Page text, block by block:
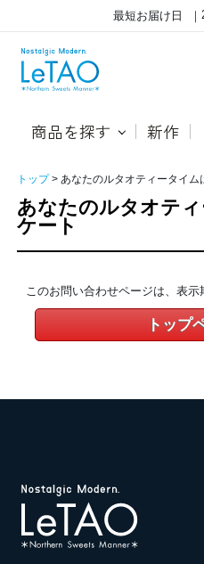
最短お届け日
商品を探す 新作
トップ あなたのルタオティータイム
あなたのルタオテ
ケート
このお問い合わせページは、表示
トップ